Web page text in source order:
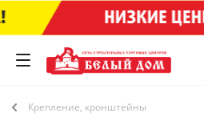
Крепление, кронштейны